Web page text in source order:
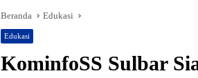
Beranda Edukasi
Edukasi
KominfoSS Sulbar